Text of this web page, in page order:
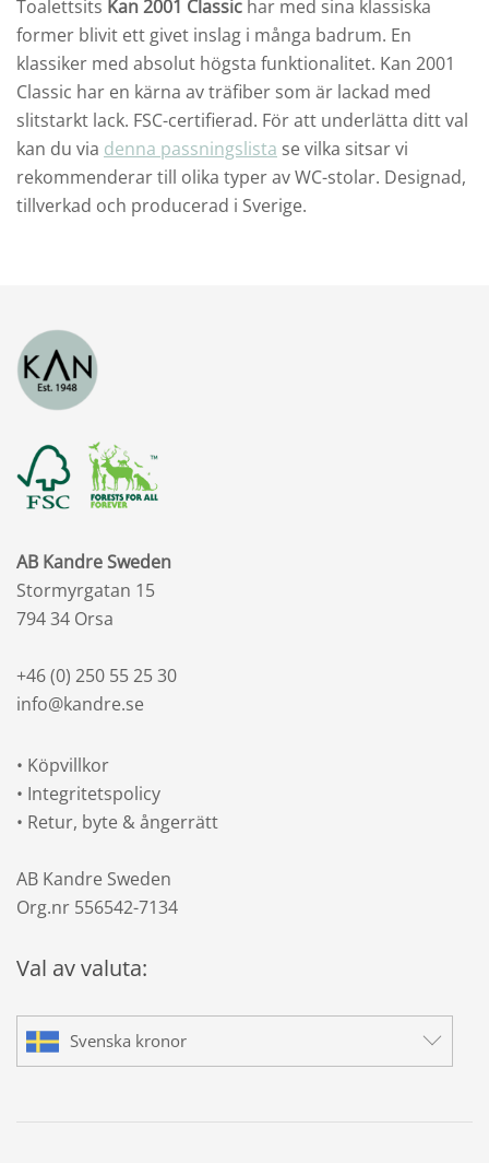
Toalettsits Kan 2001 Classic har med sina klassiska
former blivit ett givet inslag i många badrum. En
klassiker med absolut högsta funktionalitet. Kan 2001
Classic har en kärna av träfiber som är lackad med
slitstarkt lack. FSC-certifierad. För att underlätta ditt val
kan du via denna passningslista se vilka sitsar vi
rekommenderar till olika typer av WC-stolar. Designad,
tillverkad och producerad i Sverige.
AB Kandre Sweden
Stormyrgatan 15
794 34 Orsa
+46 (0) 250 55 25 30
info@kandre.se
• Köpvillkor
• Integritetspolicy
• Retur, byte & ångerrätt
AB Kandre Sweden
Org.nr 556542-7134
Val av valuta:
Svenska kronor